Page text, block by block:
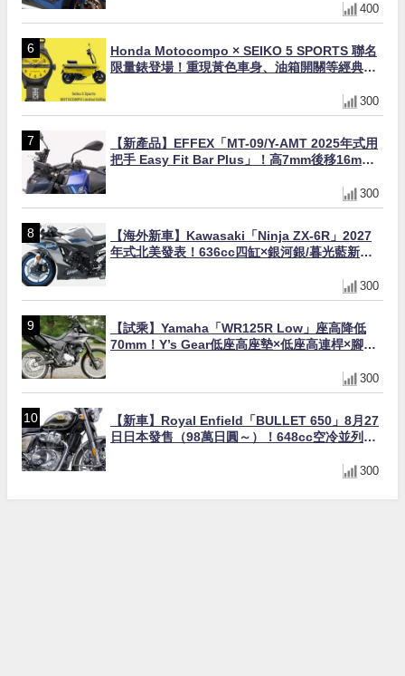
400
Honda Motocompo × SEIKO 5 SPORTS 聯名
限量錶登場！重現黃色車身、油箱開關等經典設
300
【新產品】EFFEX「MT-09/Y-AMT 2025年式用
把手 Easy Fit Bar Plus」！高7mm後移16mm
300
【海外新車】Kawasaki「Ninja ZX-6R」2027
年式北美發表！636cc四缸×銀河銀/暮光藍新色
300
【試乘】Yamaha「WR125R Low」座高降低
70mm！Y’s Gear低座高座墊×低座高連桿×腳踏
300
【新車】Royal Enfield「BULLET 650」8月27
日日本發售（98萬日圓～）！648cc空冷並列雙
300